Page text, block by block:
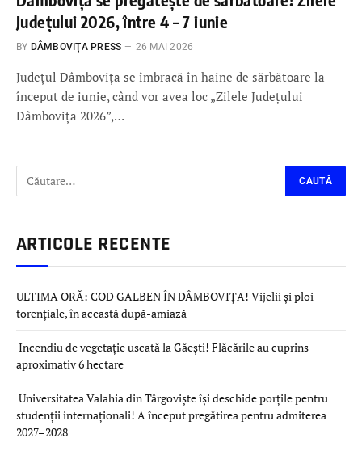
Județului 2026, între 4 – 7 iunie
BY DÂMBOVIŢA PRESS 26 MAI 2026
Județul Dâmbovița se îmbracă în haine de sărbătoare la
început de iunie, când vor avea loc „Zilele Județului
Dâmbovița 2026”,…
ARTICOLE RECENTE
ULTIMA ORĂ: COD GALBEN ÎN DÂMBOVIȚA! Vijelii și ploi
torențiale, în această după-amiază
Incendiu de vegetație uscată la Găești! Flăcările au cuprins
aproximativ 6 hectare
Universitatea Valahia din Târgoviște își deschide porțile pentru
studenții internaționali! A început pregătirea pentru admiterea
2027–2028